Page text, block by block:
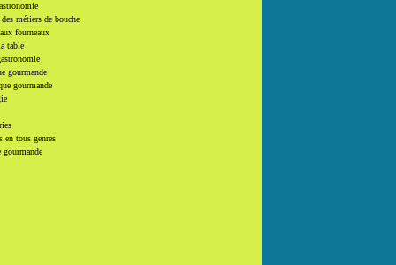
métiers de bouche
fourneaux
table
gourmande
gourmande
en tous genres
gourmande